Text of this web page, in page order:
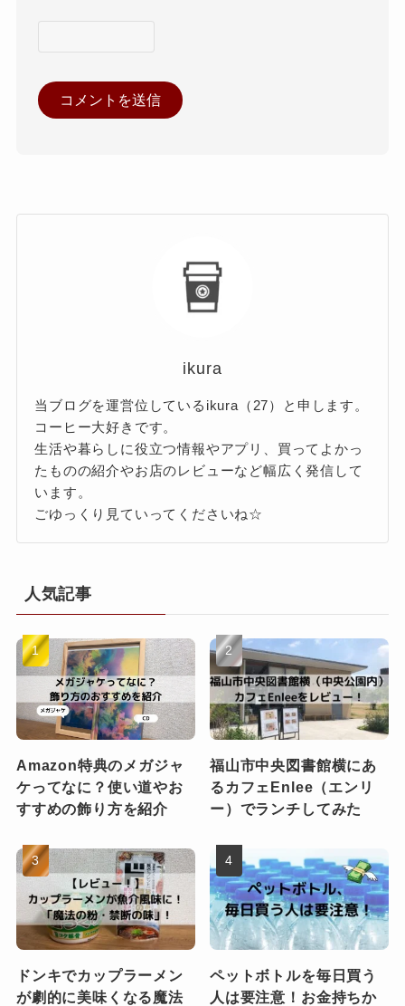
ikura
当ブログを運営位しているikura（27）と申します。
コーヒー大好きです。
生活や暮らしに役立つ情報やアプリ、買ってよかっ
たものの紹介やお店のレビューなど幅広く発信して
います。
ごゆっくり見ていってくださいね☆
人気記事
Amazon特典のメガジャ
ケってなに？使い道やお
すすめの飾り方を紹介
福山市中央図書館横にあ
るカフェEnlee（エンリ
ー）でランチしてみた
ドンキでカップラーメン
が劇的に美味くなる魔法
ペットボトルを毎日買う
人は要注意！お金持ちか